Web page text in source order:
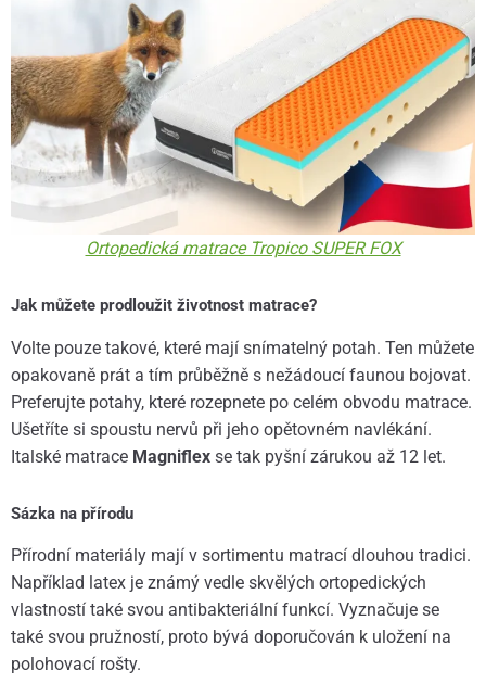
Ortopedická matrace Tropico SUPER FOX
Jak můžete prodloužit životnost matrace?
Volte pouze takové, které mají snímatelný potah. Ten můžete
opakovaně prát a tím průběžně s nežádoucí faunou bojovat.
Preferujte potahy, které rozepnete po celém obvodu matrace.
Ušetříte si spoustu nervů při jeho opětovném navlékání.
Italské matrace Magniflex se tak pyšní zárukou až 12 let.
Sázka na přírodu
Přírodní materiály mají v sortimentu matrací dlouhou tradici.
Například latex je známý vedle skvělých ortopedických
vlastností také svou antibakteriální funkcí. Vyznačuje se
také svou pružností, proto bývá doporučován k uložení na
polohovací rošty.